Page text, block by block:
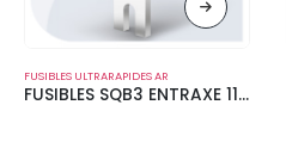
FUSIBLES ULTRARAPIDES AR
FUSIBLES SQB3 ENTRAXE 110 MM 690V